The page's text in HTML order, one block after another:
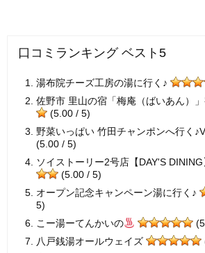
口コミランキング ベスト5
湯布院チーズ工房の湯に行く♪
佐野市 里山の宿「梅庵（ばいあん）
(5.00 / 5)
野菜いっぱい 竹田チャンポンへ行く
(5.00 / 5)
ソイストーリー2号店【DAY'S DINING
(5.00 / 5)
オープン記念キャンペーン湯に行く♪
5)
こー湯ーてんかいの
八戸銭湯オールウェイズ